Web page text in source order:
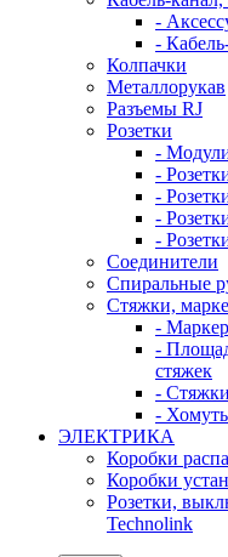
-
-
Колпачки
Металлорукав
Разъемы RJ
Розетки
-
-
-
-
-
Соединители
Спиральные
Стяжки,
-
-
стяжек
-
-
ЭЛЕКТРИКА
Коробки
Коробки
Розетки,
Technolink